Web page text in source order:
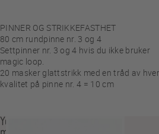
PINNER OG STRIKKEFASTHET
80 cm rundpinne nr. 3 og 4
Settpinner nr. 3 og 4 hvis du ikke bruker
magic loop.
20 masker glattstrikk med en tråd av hver
kvalitet på pinne nr. 4 = 10 cm
You